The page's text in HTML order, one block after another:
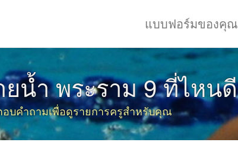
แบบฟอร์มของคุณ
ยน้ำ พระราม 9 ที่ไหนดี
บคำถามเพื่อดูรายการครูสำหรับคุณ